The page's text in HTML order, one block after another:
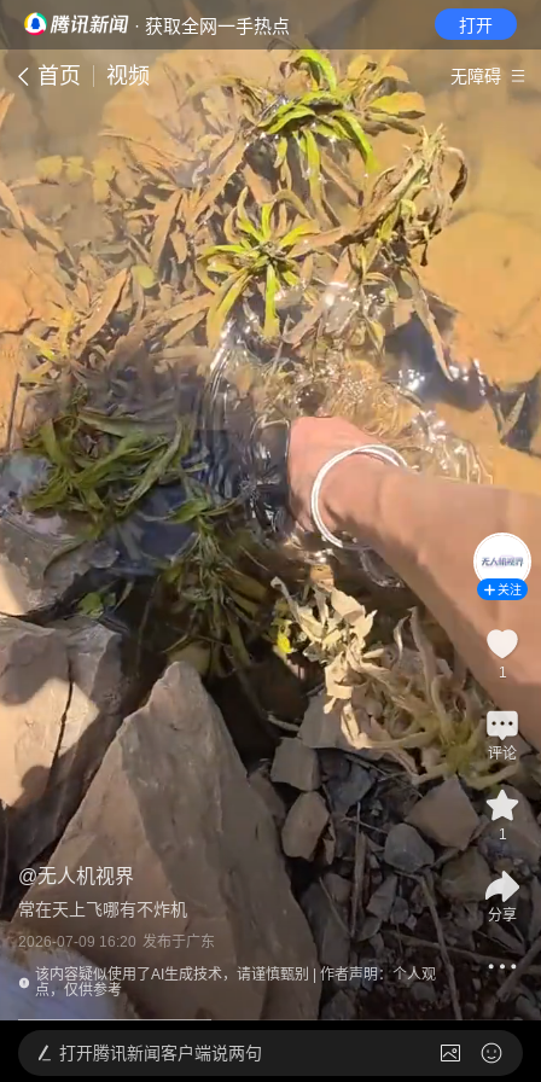
· 获取全网一手热点 打开
首页 视频 无障碍
@无人机视界
常在天上飞哪有不炸机
2026-07-09 16:20 发布于广东
该内容疑似使用了AI生成技术，请谨慎甄别 | 作者声明：个人观
点，仅供参考
关注
1
评论
1
分享
打开腾讯新闻客户端说两句